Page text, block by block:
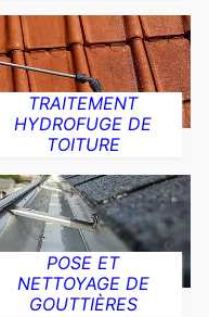
TRAITEMENT
HYDROFUGE DE
TOITURE
POSE ET
NETTOYAGE DE
GOUTTIÈRES